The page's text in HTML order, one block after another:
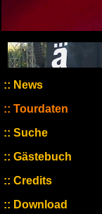
News
Tourdaten
Suche
Gästebuch
Credits
Download